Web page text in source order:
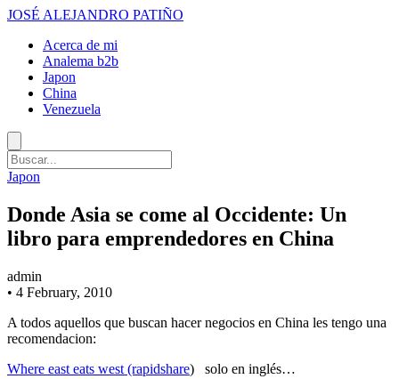
JOSÉ ALEJANDRO PATIÑO
Acerca de mi
Analema b2b
Japon
China
Venezuela
Japon
Donde Asia se come al Occidente: Un
libro para emprendedores en China
admin
• 4 February, 2010
A todos aquellos que buscan hacer negocios en China les tengo una
recomendacion:
Where east eats west (rapidshare) solo en inglés…